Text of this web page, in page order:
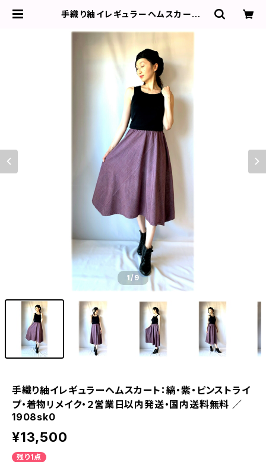
手織り紬イレギュラーヘムスカート：
２営業日以内発送・国内送料無料 ／ 1
908sk0 | 椿屋 KIMONO DRESS
1/9
手織り紬イレギュラーヘムスカート：縞・紫・ピンストライ
プ・着物リメイク・２営業日以内発送・国内送料無料 ／
1908sk0
¥13,500
残り1点